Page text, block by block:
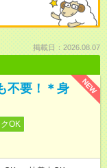
掲載日：2026.08.07
NEW
不要！＊身
OK